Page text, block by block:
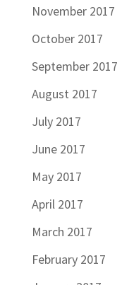
November 2017
October 2017
September 2017
August 2017
July 2017
June 2017
May 2017
April 2017
March 2017
February 2017